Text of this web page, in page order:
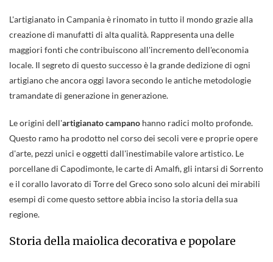
L'artigianato in Campania è rinomato in tutto il mondo grazie alla
creazione di manufatti di alta qualità. Rappresenta una delle
maggiori fonti che contribuiscono all'incremento dell'economia
locale. Il segreto di questo successo è la grande dedizione di ogni
artigiano che ancora oggi lavora secondo le antiche metodologie
tramandate di generazione in generazione.
Le origini dell'artigianato campano hanno radici molto profonde.
Questo ramo ha prodotto nel corso dei secoli vere e proprie opere
d'arte, pezzi unici e oggetti dall'inestimabile valore artistico. Le
porcellane di Capodimonte, le carte di Amalfi, gli intarsi di Sorrento
e il corallo lavorato di Torre del Greco sono solo alcuni dei mirabili
esempi di come questo settore abbia inciso la storia della sua
regione.
Storia della maiolica decorativa e popolare